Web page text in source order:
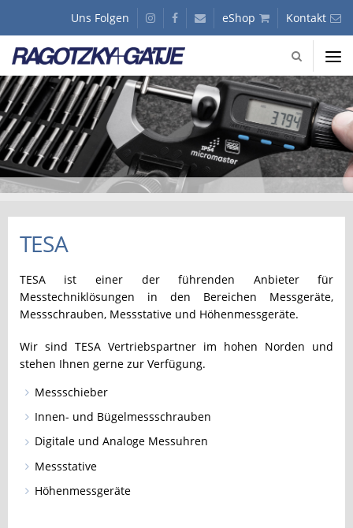
Gaetje
GmbH
-
Präzisionswerkzeuge
Uns Folgen instagramfacebookKunden
Journal
eShop Kontakt
Gaetje
GmbH
-
Fachhandel
für
Präzisionswerkzeuge
Slider
TESA
TESA ist einer der führenden Anbieter für
Messtechniklösungen in den Bereichen Messgeräte,
Messschrauben, Messstative und Höhenmessgeräte.
Wir sind TESA Vertriebspartner im hohen Norden und
stehen Ihnen gerne zur Verfügung.
Messschieber
Innen- und Bügelmessschrauben
Digitale und Analoge Messuhren
Messstative
Höhenmessgeräte